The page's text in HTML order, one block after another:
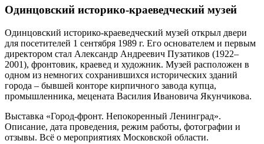
Одинцовский историко-краеведческий музей
Одинцовский историко-краеведческий музей открыл двери
для посетителей 1 сентября 1989 г. Его основателем и первым
директором стал Александр Андреевич Пузатиков (1922–
2001), фронтовик, краевед и художник. Музей расположен в
одном из немногих сохранившихся исторических зданий
города – бывшей конторе кирпичного завода купца,
промышленника, мецената Василия Ивановича Якунчикова.
Выставка «Город-фронт. Непокоренный Ленинград».
Описание, дата проведения, режим работы, фотографии и
отзывы. Всё о мероприятиях Московской области.